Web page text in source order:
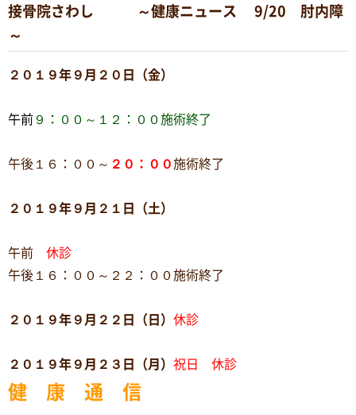
接骨院さわし ～健康ニュース 9/20 肘内障
～
２０１９年９月２０日（金）
午前 ９：００～１２：００施術終了
午後１６：００～ ２０：００施術終了
２０１９年９月２１日（土）
午前 休診
午後１６：００～２２：００施術終了
２０１９年９月２２日（日） 休診
２０１９年９月２３日（月） 祝日 休診
健 康 通 信